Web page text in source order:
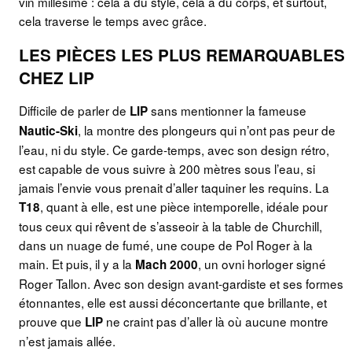
cela traverse le temps avec grâce.
LES PIÈCES LES PLUS REMARQUABLES
CHEZ LIP
Difficile de parler de LIPsans mentionner la fameuse
Nautic-Ski, la montre des plongeurs qui n’ont pas peur de
l’eau, ni du style. Ce garde-temps, avec son design rétro,
est capable de vous suivre à 200 mètres sous l’eau, si
jamais l’envie vous prenait d’aller taquiner les requins. La
T18, quant à elle, est une pièce intemporelle, idéale pour
tous ceux qui rêvent de s’asseoir à la table de Churchill,
dans un nuage de fumé, une coupe de Pol Roger à la
main. Et puis, il y a la Mach 2000, un ovni horloger signé
Roger Tallon. Avec son design avant-gardiste et ses formes
étonnantes, elle est aussi déconcertante que brillante, et
prouve que LIP ne craint pas d’aller là où aucune montre
n’est jamais allée.